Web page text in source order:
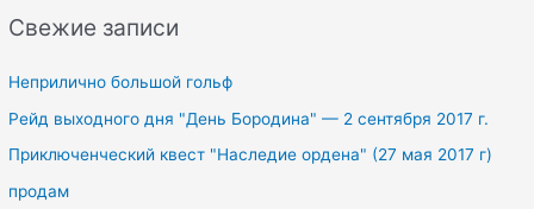
r
h
f
o
Свежие записи
Неприлично большой гольф
Рейд выходного дня "День Бородина" — 2 сентября 2017 г.
Приключенческий квест "Наследие ордена" (27 мая 2017 г)
продам